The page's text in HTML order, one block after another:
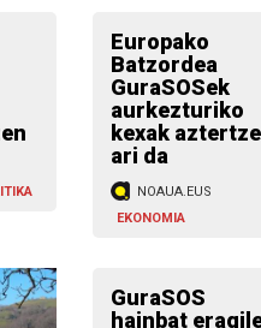
Europako
Batzordea
GuraSOSek
aurkezturiko
kexak
ari da
NOAUA.EUS
EKONOMIA
GuraSOS
hainbat